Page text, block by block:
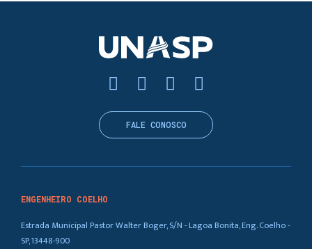
ENGENHEIRO COELHO
Estrada Municipal Pastor Walter Boger, S/N - Lagoa Bonita, Eng. Coelho -
SP, 13448-900
FALE CONOSCO